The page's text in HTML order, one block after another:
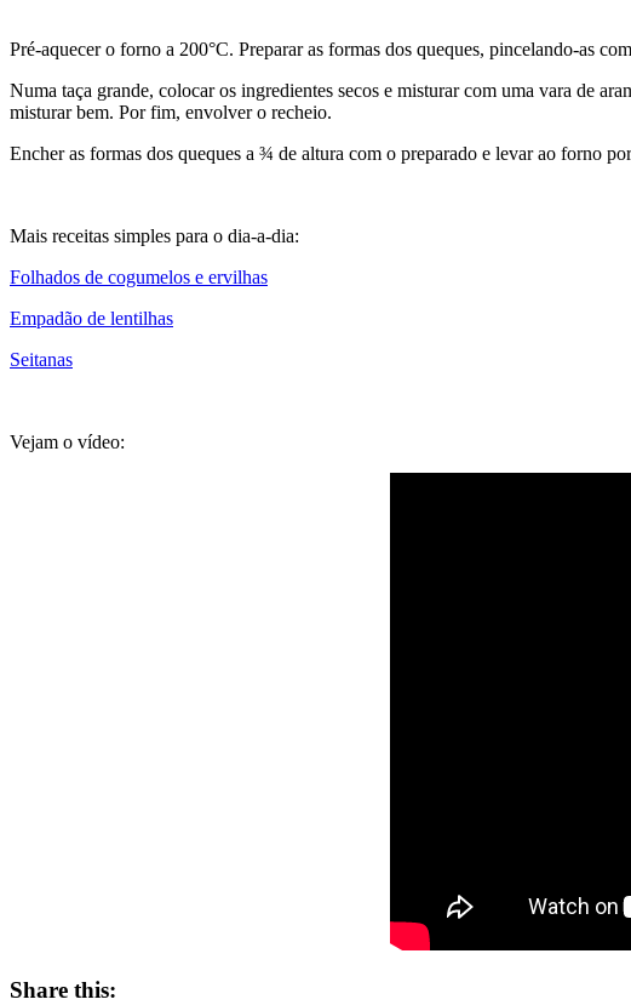
Pré-aquecer o forno a 200°C. Preparar as formas dos queques, pincelando-as
Numa taça grande, colocar os ingredientes secos e misturar com uma vara de
misturar bem. Por fim, envolver o recheio.
Encher as formas dos queques a ¾ de altura com o preparado e levar ao forno
Mais receitas simples para o dia-a-dia:
Folhados de cogumelos e ervilhas
Empadão de lentilhas
Seitanas
Vejam o vídeo:
Share this: